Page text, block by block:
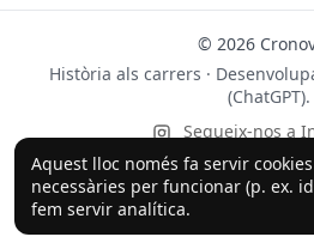
Aquest lloc només fa servir
necessàries per funcionar (p. ex.
fem servir analítica.
© 2026
Història als carrers ·
(ChatGPT).
Segueix-nos a